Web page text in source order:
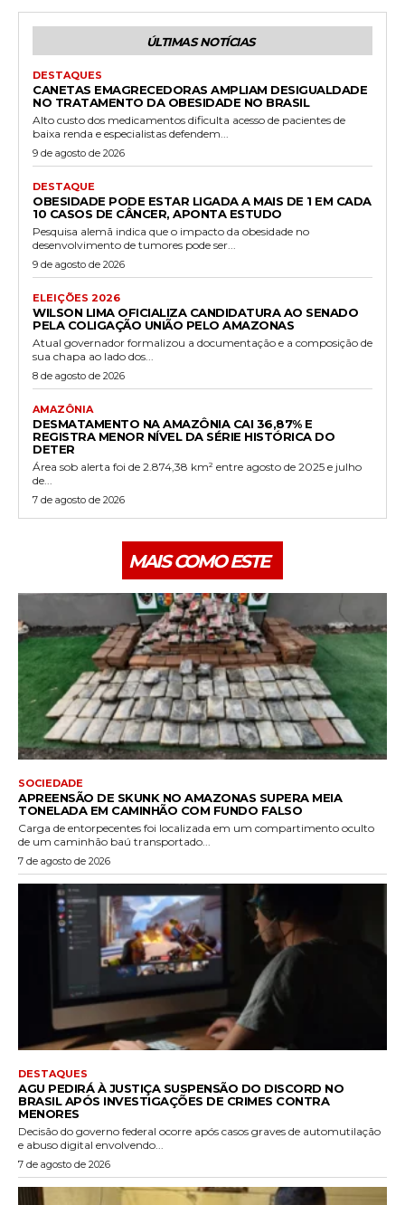
ÚLTIMAS NOTÍCIAS
DESTAQUES
CANETAS EMAGRECEDORAS AMPLIAM DESIGUALDADE
NO TRATAMENTO DA OBESIDADE NO BRASIL
Alto custo dos medicamentos dificulta acesso de pacientes de
baixa renda e especialistas defendem...
9 de agosto de 2026
DESTAQUE
OBESIDADE PODE ESTAR LIGADA A MAIS DE 1 EM CADA
10 CASOS DE CÂNCER, APONTA ESTUDO
Pesquisa alemã indica que o impacto da obesidade no
desenvolvimento de tumores pode ser...
9 de agosto de 2026
ELEIÇÕES 2026
WILSON LIMA OFICIALIZA CANDIDATURA AO SENADO
PELA COLIGAÇÃO UNIÃO PELO AMAZONAS
Atual governador formalizou a documentação e a composição de
sua chapa ao lado dos...
8 de agosto de 2026
AMAZÔNIA
DESMATAMENTO NA AMAZÔNIA CAI 36,87% E
REGISTRA MENOR NÍVEL DA SÉRIE HISTÓRICA DO
DETER
Área sob alerta foi de 2.874,38 km² entre agosto de 2025 e julho
de...
7 de agosto de 2026
MAIS COMO ESTE
SOCIEDADE
APREENSÃO DE SKUNK NO AMAZONAS SUPERA MEIA
TONELADA EM CAMINHÃO COM FUNDO FALSO
Carga de entorpecentes foi localizada em um compartimento oculto
de um caminhão baú transportado...
7 de agosto de 2026
DESTAQUES
AGU PEDIRÁ À JUSTIÇA SUSPENSÃO DO DISCORD NO
BRASIL APÓS INVESTIGAÇÕES DE CRIMES CONTRA
MENORES
Decisão do governo federal ocorre após casos graves de automutilação
e abuso digital envolvendo...
7 de agosto de 2026